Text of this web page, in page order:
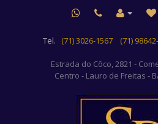
Tel. (71) 3026-1567 (71)
Estrada do Côco, 2821 -
Centro - Lauro de Freitas -